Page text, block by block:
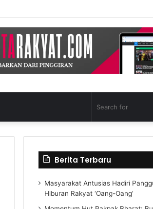
Berita Terbaru
Masyarakat Antusias Hadiri
Hiburan Rakyat ‘Oang-Oang’